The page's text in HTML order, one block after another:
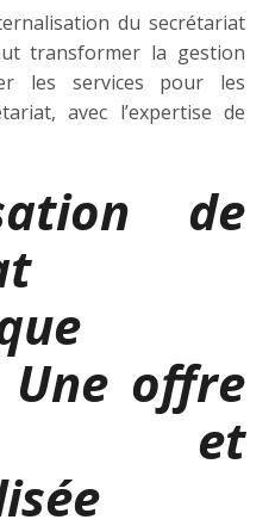
du secrétariat
transformer la gestion
les services pour les
avec l’expertise de
de
offre
et